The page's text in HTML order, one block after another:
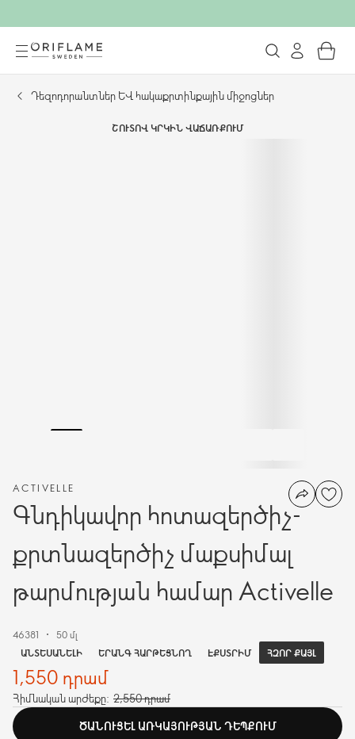
Դեզոդորանտներ և հակաքրտինքային միջոցներ
ՇՈՒՏՈՎ ԿՐԿԻՆ ՎԱՃԱՌՔՈՒՄ
ACTIVELLE
Գնդիկավոր հոտազերծիչ-
քրտնազերծիչ մաքսիմալ
թարմության համար Activelle
46381
50 մլ
ԱՆՏԵՍԱՆԵԼԻ
ԵՐԱՆԳ ՀԱՐԹԵՑՆՈՂ ԷՔՍՏՐԻՄ ՀԶՈՐ ՔԱՅԼ
1,550 դրամ
Հիմնական արժեքը: 2,550 դրամ
ԾԱՆՈՒՑԵԼ ԱՌԿԱՅՈՒԹՅԱՆ ԴԵՊՔՈՒՄ